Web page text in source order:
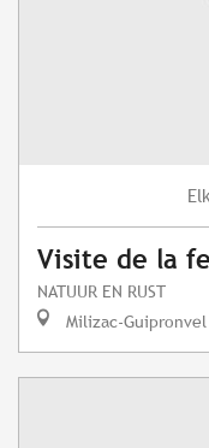
Visite de la
NATUUR EN RUST
Milizac-Guipronvel